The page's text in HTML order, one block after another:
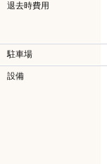
退去時費用
駐車場
設備